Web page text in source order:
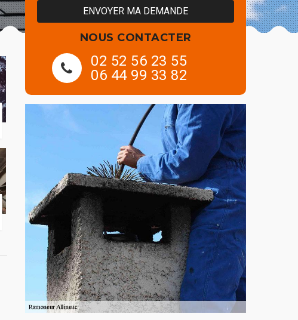
NOUS CONTACTER
02 52 56 23 55
06 44 99 33 82